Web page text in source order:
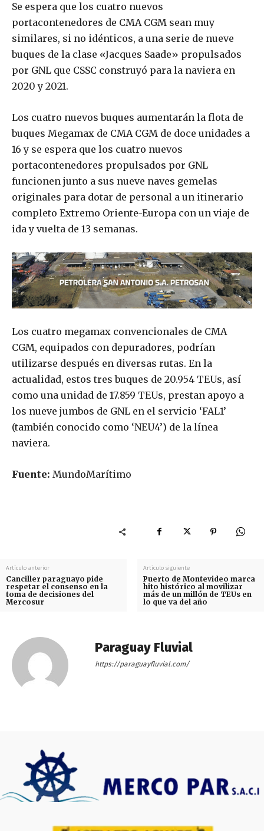
Se espera que los cuatro nuevos
portacontenedores de CMA CGM sean muy
similares, si no idénticos, a una serie de nueve
buques de la clase «Jacques Saade» propulsados
por GNL que CSSC construyó para la naviera en
2020 y 2021.
Los cuatro nuevos buques aumentarán la flota de
buques Megamax de CMA CGM de doce unidades a
16 y se espera que los cuatro nuevos
portacontenedores propulsados por GNL
funcionen junto a sus nueve naves gemelas
originales para dotar de personal a un itinerario
completo Extremo Oriente-Europa con un viaje de
ida y vuelta de 13 semanas.
Los cuatro megamax convencionales de CMA
CGM, equipados con depuradores, podrían
utilizarse después en diversas rutas. En la
actualidad, estos tres buques de 20.954 TEUs, así
como una unidad de 17.859 TEUs, prestan apoyo a
los nueve jumbos de GNL en el servicio ‘FAL1’
(también conocido como ‘NEU4’) de la línea
naviera.
Fuente: MundoMarítimo
Artículo anterior
Canciller paraguayo pide
respetar el consenso en la
toma de decisiones del
Mercosur
Artículo siguiente
Puerto de Montevideo marca
hito histórico al movilizar
más de un millón de TEUs en
lo que va del año
Paraguay Fluvial
https://paraguayfluvial.com/